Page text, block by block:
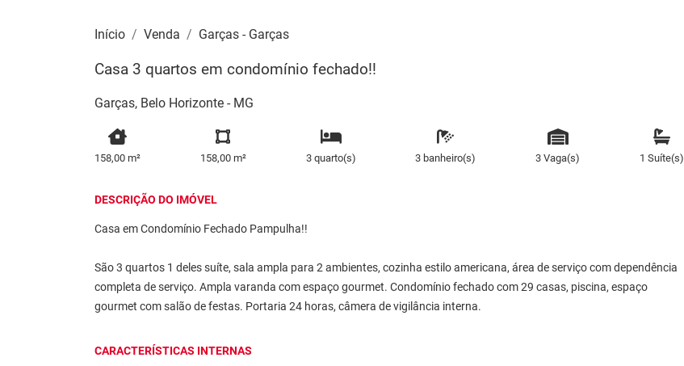
Início Venda Garças - Garças
Casa 3 quartos em condomínio fechado!!
Garças, Belo Horizonte - MG
158,00 m² 158,00 m² 3 quarto(s) 3 banheiro(s) 3 Vaga(s) 1 Suíte(s)
DESCRIÇÃO DO IMÓVEL
Casa em Condomínio Fechado Pampulha!!
São 3 quartos 1 deles suíte, sala ampla para 2 ambientes, cozinha estilo americana, área de serviço com dependência
completa de serviço. Ampla varanda com espaço gourmet. Condomínio fechado com 29 casas, piscina, espaço
gourmet com salão de festas. Portaria 24 horas, câmera de vigilância interna.
CARACTERÍSTICAS INTERNAS